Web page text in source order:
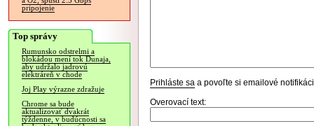
pripojenie
Top správy
Rumunsko odstrelmi a
blokádou mení tok Dunaja,
aby udržalo jadrovú
elektráreň v chode
Joj Play výrazne zdražuje
Chrome sa bude
aktualizovať dvakrát
týždenne, v budúcnosti sa
Prihláste sa a povoľte si emailové
Overovací text: